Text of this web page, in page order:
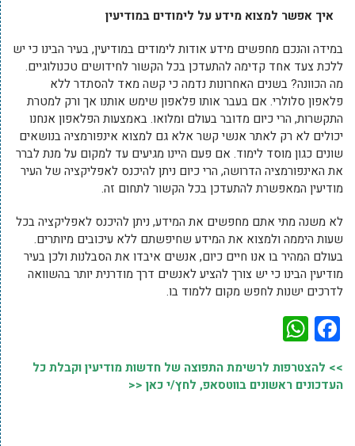
איך אפשר למצוא מידע על לימודים במודיעין
במידה והנכם מחפשים מידע אודות לימודים במודיעין, בעיר הבינו כי יש
ללכת צעד אחד קדימה להתעדכן בכל הקשור לחידושים טכנולוגיים.
מה הכוונה? בשנים האחרונות נדמה כי קשה מאד להסתדר ללא
פלאפון סלולרי. אם בעבר אותו פלאפון שימש אותנו אך ורק למטרת
התקשרות, הרי כיום מדובר בעולם ומלואו. באמצעות הפלאפון אנחנו
יכולים לא רק לאתר אנשי קשר אלא גם למצוא אינפורמציה בנושאים
שונים כגון מוסד לימוד. אם פעם היינו מגיעים עד למקום על מנת לברר
את האינפורמציה הדרושה, הרי כיום ניתן להיכנס לאפליקציה של העיר
מודיעין המאפשרת להתעדכן בכל הקשור לתחום זה.
לא משנה מתי אתם מחפשים את המידע, ניתן להיכנס לאפליקציה בכל
שעות היממה ולמצוא את המידע שחיפשתם ללא עיכובים מיותרים.
בעולם המהיר בו אנו חיים כיום, אנשים איבדו את הסבלנות ולכן בעיר
מודיעין הבינו כי יש צורך להציע לאנשים דרך מודרנית יותר בהשוואה
לדרכים ישנות לחפש מקום ללמוד בו.
Facebook
>> להצטרפות לרשימת התפוצה של חדשות מודיעין וקבלת כל
העדכונים ראשונים בווטסאפ, לחץ/י כאן <<